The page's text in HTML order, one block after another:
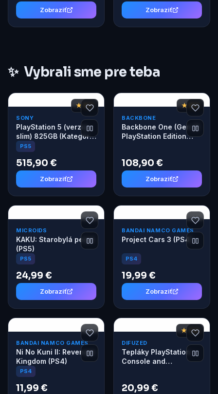
Zobraziť Zobraziť
✨ Vybrali sme pre teba
★ 8,7
SONY
PlayStation 5 (verzia
slim) 825GB (Kategória
A)
PS5
515,90 €
Zobraziť
★ 8,3
BACKBONE
Backbone One (Gen 2)
PlayStation Edition
108,90 €
Zobraziť
MICROIDS
KAKU: Starobylá pečať
(PS5)
PS5
24,99 €
Zobraziť
BANDAI NAMCO GAMES
Project Cars 3 (PS4)
PS4
19,99 €
Zobraziť
BANDAI NAMCO GAMES
Ni No Kuni II: Revenant
Kingdom (PS4)
PS4
11,99 €
★ 7,6
DIFUZED
Tepláky PlayStation -
Console and
20,99 €